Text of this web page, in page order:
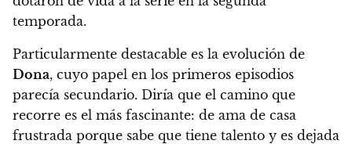
temporada.
Particularmente destacable es la evolución de
Dona, cuyo papel en los primeros episodios
parecía secundario. Diría que el camino que
recorre es el más fascinante: de ama de casa
frustrada porque sabe que tiene talento y es dejada